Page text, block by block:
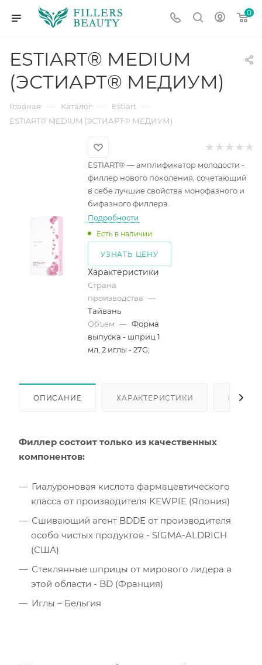
0
ESTIART® MEDIUM
(ЭСТИАРТ® МЕДИУМ)
Главная — Каталог — Estiart —
ESTIART® MEDIUM (ЭСТИАРТ® МЕДИУМ)
ESTIART® — амплификатор молодости -
филлер нового поколения, сочетающий
в себе лучшие свойства монофазного и
бифазного филлера.
Подробности
Есть в наличии
УЗНАТЬ ЦЕНУ
Характеристики
Страна
производства —
Тайвань
Объем — Форма
выпуска - шприц 1
мл, 2 иглы - 27G;
ОПИСАНИЕ ХАРАКТЕРИСТИКИ КАК
Филлер состоит только из качественных
компонентов:
Гиалуроновая кислота фармацевтического
класса от производителя KEWPIE (Япония)
Сшивающий агент BDDE от производителя
особо чистых продуктов - SIGMA-ALDRICH
(США)
Стеклянные шприцы от мирового лидера в
этой области - BD (Франция)
Иглы – Бельгия